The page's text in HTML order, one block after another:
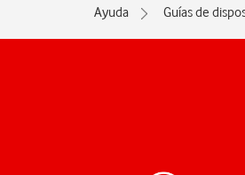
Ayuda Guías de